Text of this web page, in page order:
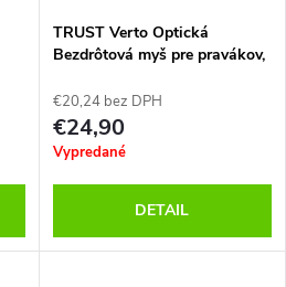
TRUST Verto Optická
Bezdrôtová myš pre pravákov,
€20,24 bez DPH
€24,90
Vypredané
DETAIL